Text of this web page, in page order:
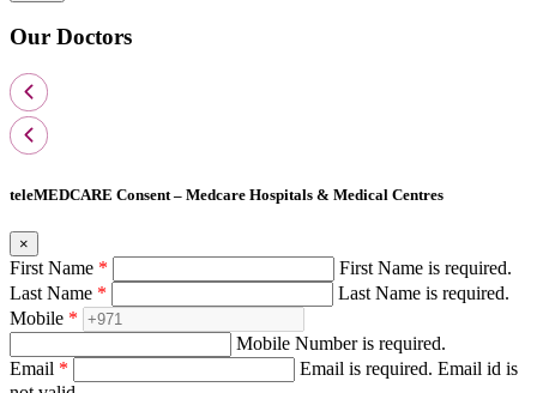
Our Doctors
teleMEDCARE Consent – Medcare Hospitals & Medical Centres
×
First Name *
First Name is required.
Last Name *
Last Name is required.
Mobile *
Mobile Number is required.
Email * Email is required. Email id is